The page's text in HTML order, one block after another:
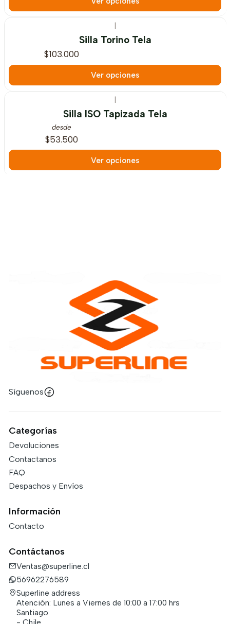
Silla Torino Tela
$103.000
Ver opciones
Silla ISO Tapizada Tela
desde
$53.500
Ver opciones
Síguenos
Categorías
Devoluciones
Contactanos
FAQ
Despachos y Envíos
Información
Contacto
Contáctanos
Ventas@superline.cl
56962276589
Superline address
Atención: Lunes a Viernes de 10:00 a 17:00 hrs
Santiago